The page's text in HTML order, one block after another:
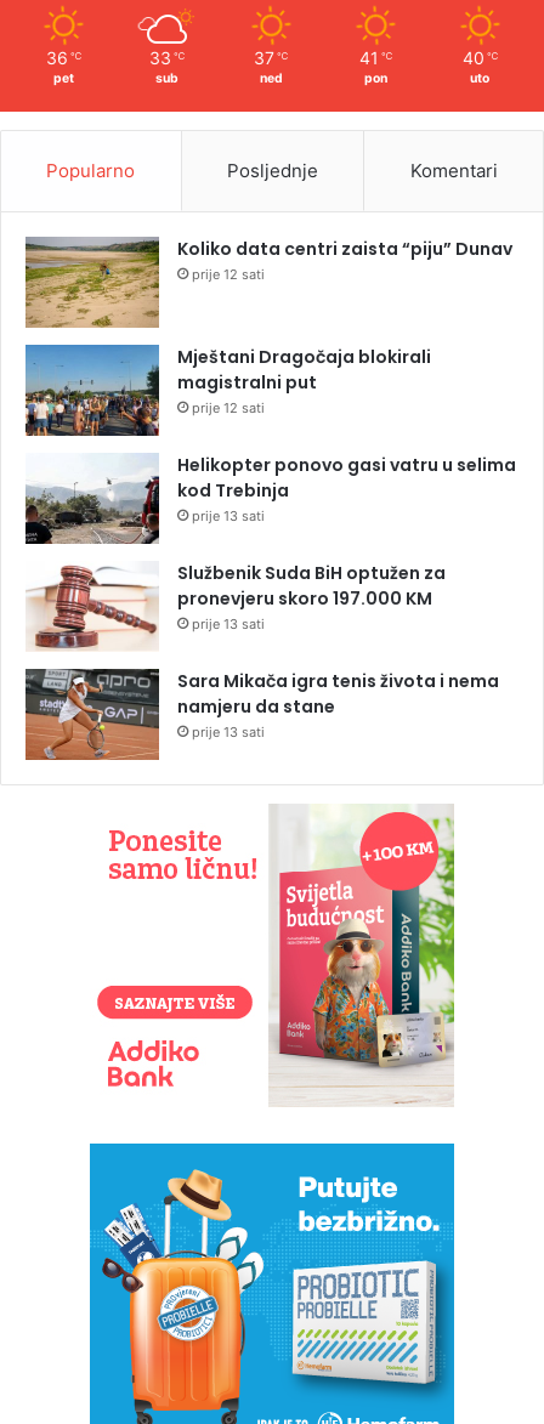
36 ℃
pet
33 ℃
sub
37 ℃
ned
41 ℃
pon
40 ℃
uto
Popularno Posljednje Komentari
Koliko data centri zaista “piju” Dunav
prije 12 sati
Mještani Dragočaja blokirali
magistralni put
prije 12 sati
Helikopter ponovo gasi vatru u selima
kod Trebinja
prije 13 sati
Službenik Suda BiH optužen za
pronevjeru skoro 197.000 KM
prije 13 sati
Sara Mikača igra tenis života i nema
namjeru da stane
prije 13 sati